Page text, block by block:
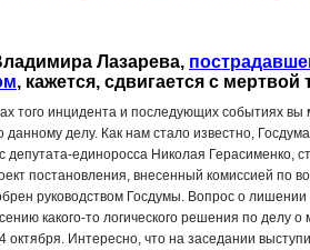
Лазарева,
, кажется, сдвигается с мертвой
того инцидента и последующих событиях
данному делу. Как нам стало известно,
депутата-единоросса Николая Герасименко,
постановления, внесенный комиссией по
руководством Госдумы. Вопрос о
какого-то логического решения по делу
октября. Интересно, что на заседании